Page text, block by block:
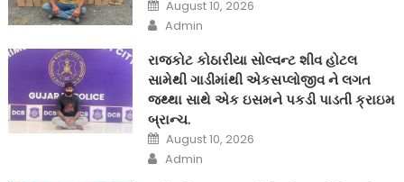
on
August 10, 2026
Author
Admin
રાજકોટ કોઠારીયા સોલ્વન્ટ શીવ હોટલ
સામેથી ગાડીમાંથી એકસપ્લોજીવ ને લગત
જથ્થા સાથે એક ઇસમને પકડી પાડતી ક્રાઇમ
બ્રાન્ચ.
Posted
on
August 10, 2026
Author
Admin